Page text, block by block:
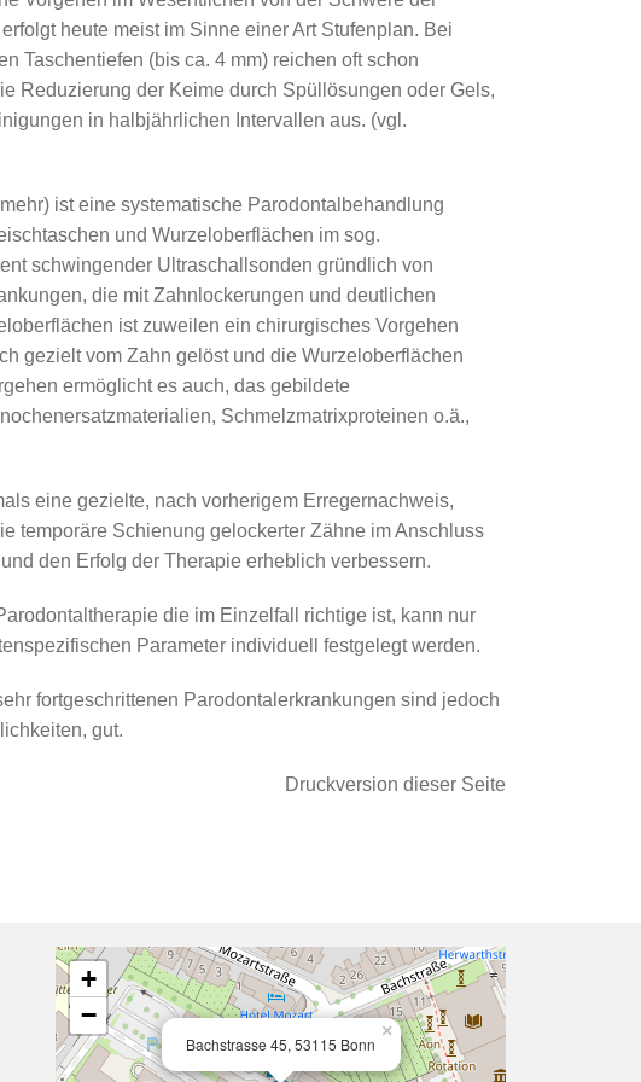
Diagnostik
Parodontaltherapie
heute meist im Sinne einer Art Stufenplan. Bei
Taschentiefen (bis ca. 4 mm) reichen oft schon
Reduzierung der Keime durch Spüllösungen oder Gels,
in halbjährlichen Intervallen aus. (vgl.
ist eine systematische Parodontalbehandlung
und Wurzeloberflächen im sog.
schwingender Ultraschallsonden gründlich von
die mit Zahnlockerungen und deutlichen
ist zuweilen ein chirurgisches Vorgehen
gezielt vom Zahn gelöst und die Wurzeloberflächen
ermöglicht es auch, das gebildete
Schmelzmatrixproteinen o.ä.,
eine gezielte, nach vorherigem Erregernachweis,
temporäre Schienung gelockerter Zähne im Anschluss
den Erfolg der Therapie erheblich verbessern.
die im Einzelfall richtige ist, kann nur
Parameter individuell festgelegt werden.
fortgeschrittenen Parodontalerkrankungen sind jedoch
gut.
Druckversion dieser Seite
Bachstrasse 45, 53115 Bonn
×
+
−